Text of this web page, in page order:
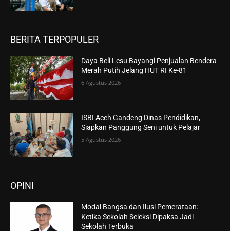
BERITA TERPOPULER
Daya Beli Lesu Bayangi Penjualan Bendera
Merah Putih Jelang HUT RI Ke-81
6 Agustus 2026
ISBI Aceh Gandeng Dinas Pendidikan,
Siapkan Panggung Seni untuk Pelajar
5 Agustus 2026
OPINI
Modal Bangsa dan Ilusi Pemerataan:
Ketika Sekolah Seleksi Dipaksa Jadi
Sekolah Terbuka